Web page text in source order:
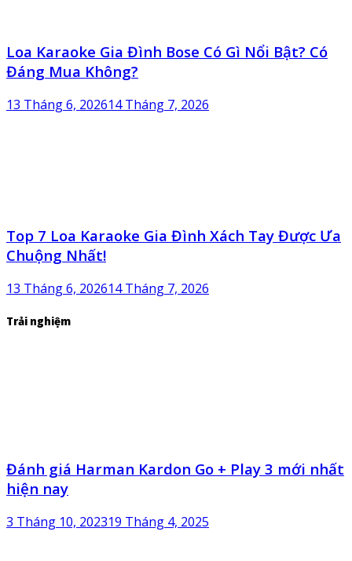
Loa Karaoke Gia Đình Bose Có Gì Nổi Bật? Có
Đáng Mua Không?
13 Tháng 6, 202614 Tháng 7, 2026
Top 7 Loa Karaoke Gia Đình Xách Tay Được Ưa
Chuộng Nhất!
13 Tháng 6, 202614 Tháng 7, 2026
Trải nghiệm
Đánh giá Harman Kardon Go + Play 3 mới nhất
hiện nay
3 Tháng 10, 202319 Tháng 4, 2025